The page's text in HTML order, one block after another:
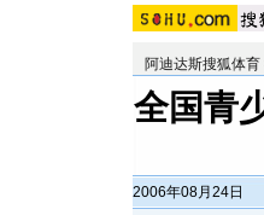
阿迪达斯搜狐体育
全国青
2006年08月24日